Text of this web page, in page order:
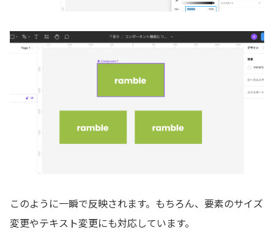
このように一瞬で反映されます。もちろん、要素のサイズ
変更やテキスト変更にも対応しています。